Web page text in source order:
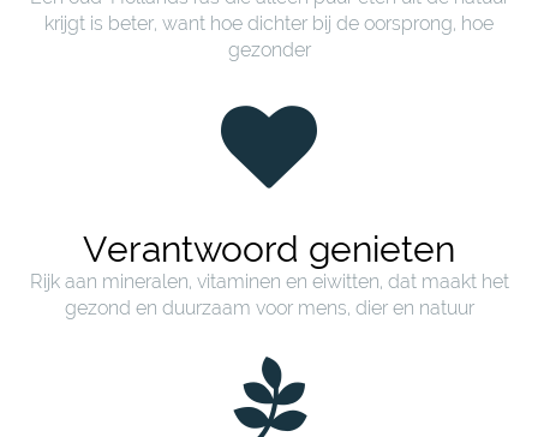
krijgt is beter, want hoe dichter bij de oorsprong, hoe
gezonder
Verantwoord genieten
Rijk aan mineralen, vitaminen en eiwitten, dat maakt het
gezond en duurzaam voor mens, dier en natuur